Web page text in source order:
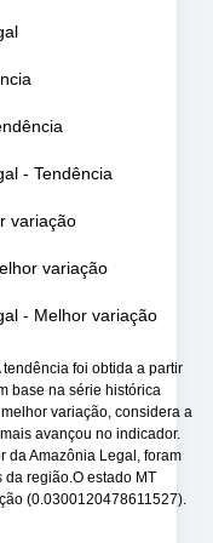
- Tendência
variação
variação
- Melhor variação
tendência foi obtida a partir
base na série histórica
variação, considera a
avançou no indicador.
da Amazônia Legal, foram
região.O estado MT
(0.0300120478611527).